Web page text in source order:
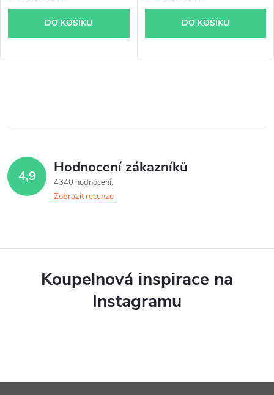
DO KOŠÍKU DO KOŠÍKU
á
d
í
v
4,9 Hodnocení zákazníků
4340 hodnocení
Zobrazit recenze
Koupelnová inspirace na
Instagramu